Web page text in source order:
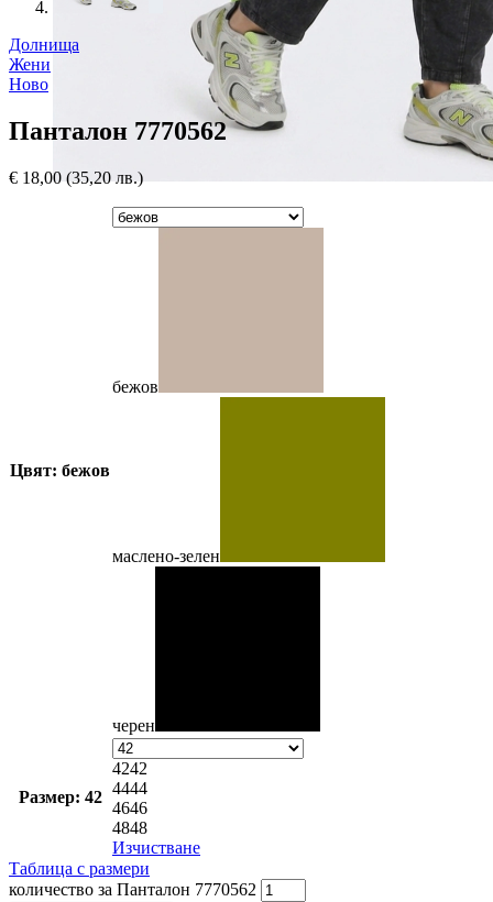
Долнища
Жени
Ново
Панталон 7770562
€ 18,00 (35,20 лв.)
Цвят: бежов
бежов
маслено-зелен
черен
Размер: 42
4242
4444
4646
4848
Изчистване
Таблица с размери
количество за Панталон 7770562